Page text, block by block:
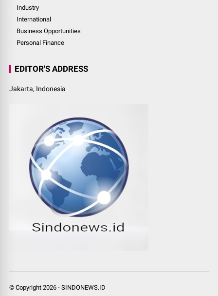
Industry
International
Business Opportunities
Personal Finance
EDITOR'S ADDRESS
Jakarta, Indonesia
© Copyright2026 -SINDONEWS.ID